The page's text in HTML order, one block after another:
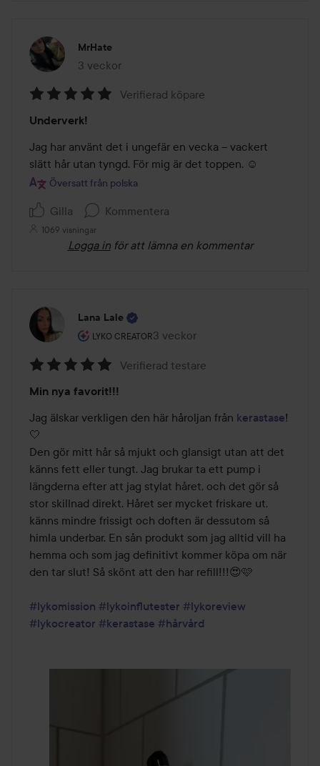
MrHate
3 veckor
Inlägget skapades 3 veckor
5
av
5
Verifierad köpare
Underverk!
Jag har använt det i ungefär en vecka – vackert
slätt hår utan tyngd. För mig är det toppen. ☺️
Översatt från polska
Gilla Kommentera
1069 visningar
Logga in för att lämna en kommentar
Lana Lale
LYKO CREATOR
Användarens roll: Lyko Creator.
3 veckor
Inlägget skapades 3 veckor
5
av
5
Verifierad testare
Min nya favorit!!!
Jag älskar verkligen den här håroljan från kerastase!
🤍
Den gör mitt hår så mjukt och glansigt utan att det
känns fett eller tungt. Jag brukar ta ett pump i
längderna efter att jag stylat håret, och det gör så
stor skillnad direkt. Håret ser mycket friskare ut,
känns mindre frissigt och doften är dessutom så
himla underbar. En sån produkt som jag alltid vill ha
hemma och som jag definitivt kommer köpa om när
den tar slut! Så skönt att den har refill!!!😍🩷
#lykomission #lykoinflutester #lykoreview
#lykocreator #kerastase #hårvård